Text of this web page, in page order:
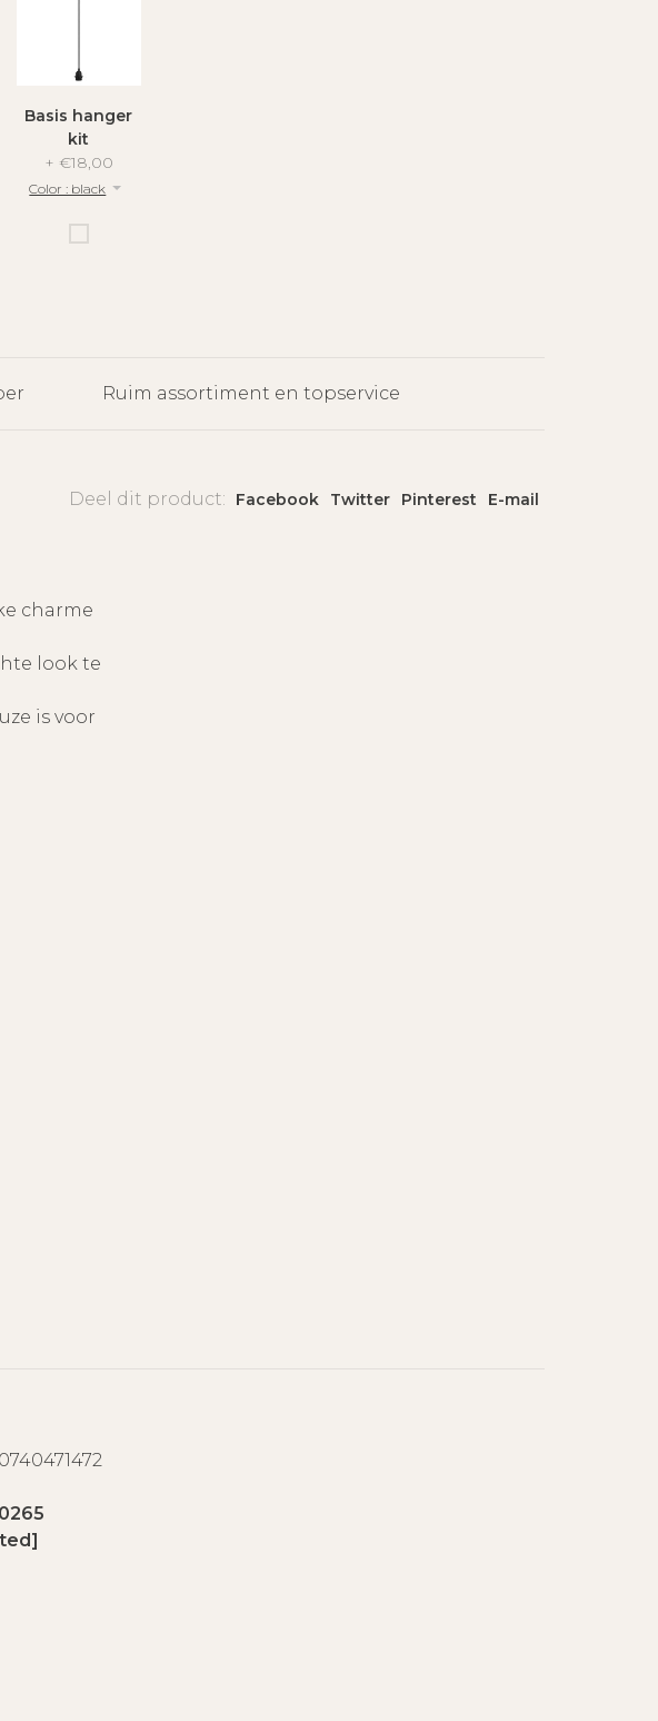
Basis hanger
kit
+ €18,00
Color : black
Ruim assortiment en topservice
Deel dit product: Facebook Twitter Pinterest E-mail
charme
look te
is voor